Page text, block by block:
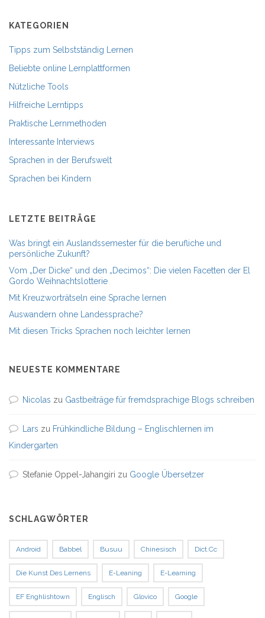
KATEGORIEN
Tipps zum Selbstständig Lernen
Beliebte online Lernplattformen
Nützliche Tools
Hilfreiche Lerntipps
Praktische Lernmethoden
Interessante Interviews
Sprachen in der Berufswelt
Sprachen bei Kindern
LETZTE BEITRÄGE
Was bringt ein Auslandssemester für die berufliche und
persönliche Zukunft?
Vom „Der Dicke“ und den „Decimos“: Die vielen Facetten der El
Gordo Weihnachtslotterie
Mit Kreuzworträtseln eine Sprache lernen
Auswandern ohne Landessprache?
Mit diesen Tricks Sprachen noch leichter lernen
NEUESTE KOMMENTARE
Nicolas zu Gastbeiträge für fremdsprachige Blogs schreiben
Lars zu Frühkindliche Bildung – Englischlernen im
Kindergarten
Stefanie Oppel-Jahangiri zu Google Übersetzer
SCHLAGWÖRTER
Android Babbel Busuu Chinesisch Dict.cc
Die Kunst Des Lernens E-Leaning E-Learning
EF Enghlishtown Englisch Glovico Google